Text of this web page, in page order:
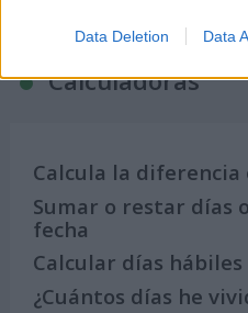
Data Deletion Data
Calculadoras
Calcula la
Sumar o restar días
fecha
Calcular días hábiles
¿Cuántos días he